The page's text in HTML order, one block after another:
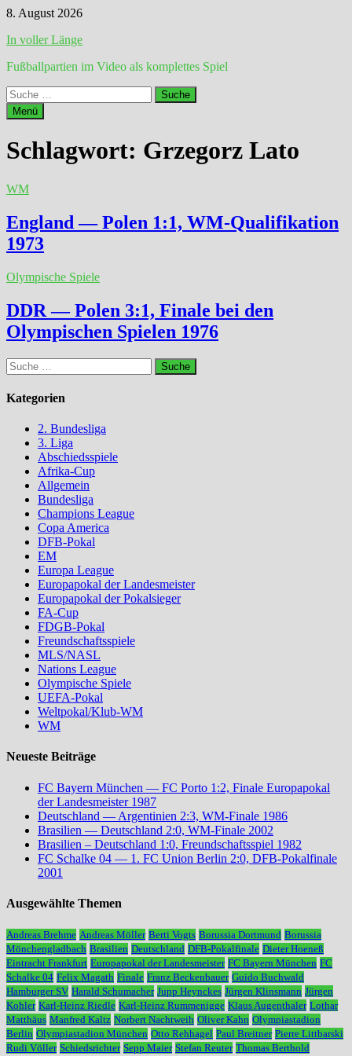
Zum
springen
8. August 2026
In voller Länge
Fußballpartien im Video als komplettes Spiel
Suche
nach:
Menü
Schlagwort: Grzegorz Lato
WM
England — Polen 1:1, WM-Qualifikation
1973
Olympische Spiele
DDR — Polen 3:1, Finale bei den
Olympischen Spielen 1976
Suche
nach:
Kategorien
2. Bundesliga
3. Liga
Abschiedsspiele
Afrika-Cup
Allgemein
Bundesliga
Champions League
Copa America
DFB-Pokal
EM
Europa League
Europapokal der Landesmeister
Europapokal der Pokalsieger
FA-Cup
FDGB-Pokal
Freundschaftsspiele
MLS/NASL
Nations League
Olympische Spiele
UEFA-Pokal
Weltpokal/Klub-WM
WM
Neueste Beiträge
FC Bayern München — FC Porto 1:2, Finale Europapokal
der Landesmeister 1987
Deutschland — Argentinien 2:3, WM-Finale 1986
Brasilien — Deutschland 2:0, WM-Finale 2002
Brasilien – Deutschland 1:0, Freundschaftsspiel 1982
FC Schalke 04 — 1. FC Union Berlin 2:0, DFB-Pokalfinale
2001
Ausgewählte Themen
Andreas Brehme Andreas Möller Berti Vogts Borussia Dortmund Borussia
Mönchengladbach Brasilien Deutschland DFB-Pokalfinale Dieter Hoeneß
Eintracht Frankfurt Europapokal der Landesmeister FC Bayern München FC
Schalke 04 Felix Magath Finale Franz Beckenbauer Guido Buchwald
Hamburger SV Harald Schumacher Jupp Heynckes Jürgen Klinsmann Jürgen
Kohler Karl-Heinz Riedle Karl-Heinz Rummenigge Klaus Augenthaler Lothar
Matthäus Manfred Kaltz Norbert Nachtweih Oliver Kahn Olympiastadion
Berlin Olympiastadion München Otto Rehhagel Paul Breitner Pierre Littbarski
Rudi Völler Schiedsrichter Sepp Maier Stefan Reuter Thomas Berthold